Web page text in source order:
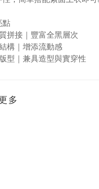
點
拼接｜豐富全黑層次
構｜增添流動感
型｜兼具造型與實穿性
多